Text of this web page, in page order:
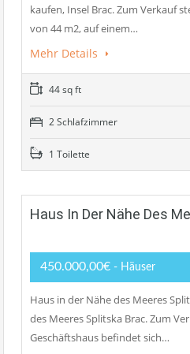
kaufen, Insel Brac. Zum Verkauf
von 44 m2, auf einem…
Mehr Details
44 sq ft
2 Schlafzimmer
1 Toilette
Haus In Der Nähe Des
450.000,00€ - Häuser
Haus in der Nähe des Meeres
des Meeres Splitska Brac. Zum
Geschäftshaus befindet sich…